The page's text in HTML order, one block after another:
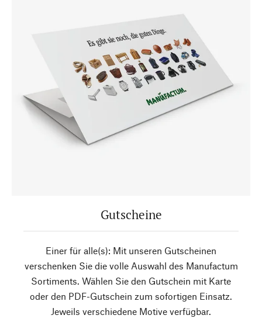
Gutscheine
Einer für alle(s): Mit unseren Gutscheinen
verschenken Sie die volle Auswahl des Manufactum
Sortiments. Wählen Sie den Gutschein mit Karte
oder den PDF-Gutschein zum sofortigen Einsatz.
Jeweils verschiedene Motive verfügbar.